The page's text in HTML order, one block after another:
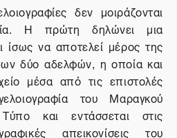
δεν μοιράζονται
Η πρώτη δηλώνει μια
ίσως να αποτελεί μέρος της
δύο αδελφών, η οποία και
μέσα από τις επιστολές
του Μαραγκού
και εντάσσεται στις
απεικονίσεις του